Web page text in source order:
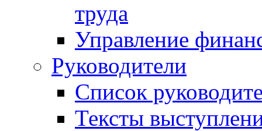
труда
Управление
Руководители
Список
Тексты